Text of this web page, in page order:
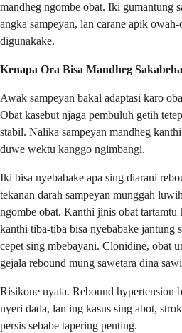
mandheg ngombe obat. Iki gumantung
angka sampeyan, lan carane apik
digunakake.
Kenapa Ora Bisa Mandheg
Awak sampeyan bakal adaptasi karo
Obat kasebut njaga pembuluh getih
stabil. Nalika sampeyan mandheg
duwe wektu kanggo ngimbangi.
Iki bisa nyebabake apa sing diarani
tekanan darah sampeyan munggah
ngombe obat. Kanthi jinis obat tartamtu
kanthi tiba-tiba bisa nyebabake jantung
cepet sing mbebayani. Clonidine, obat
gejala rebound mung sawetara dina
Risikone nyata. Rebound hypertension
nyeri dada, lan ing kasus sing abot,
persis sebabe tapering penting.